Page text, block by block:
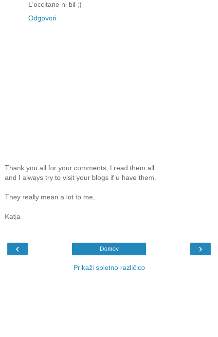
L'occitane ni bil ;)
Odgovori
Thank you all for your comments, I read them all
and I always try to visit your blogs if u have them.
They really mean a lot to me,
Katja
‹ ›
Domov
Prikaži spletno različico